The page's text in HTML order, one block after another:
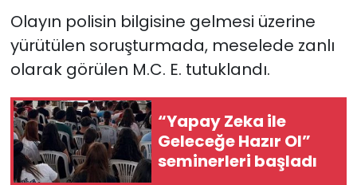
Olayın polisin bilgisine gelmesi üzerine
yürütülen soruşturmada, meselede zanlı
olarak görülen M.C. E. tutuklandı.
“Yapay Zeka ile
Geleceğe Hazır Ol”
seminerleri başladı
TÜRKiYE
Video Galeri
YAŞAM
Yazarlar